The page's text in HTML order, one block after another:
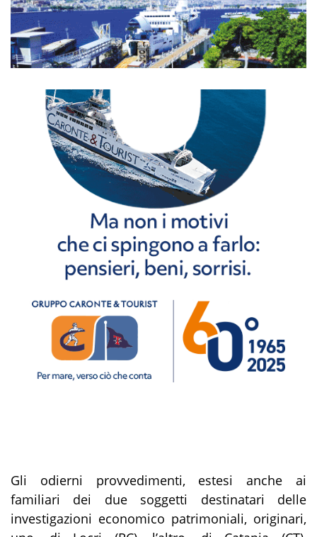
Gli odierni provvedimenti, estesi anche ai
familiari dei due soggetti destinatari delle
investigazioni economico patrimoniali, originari,